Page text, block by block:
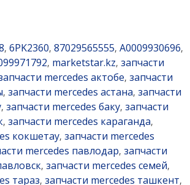
, 6PK2360, 87029565555, A0009930696,
, marketstar.kz, запчасти
mercedes актобе, запчасти
, запчасти mercedes астана, запчасти
, запчасти mercedes баку, запчасти
, запчасти mercedes караганда,
кокшетау, запчасти mercedes
mercedes павлодар, запчасти
, запчасти mercedes семей,
тараз, запчасти mercedes ташкент,